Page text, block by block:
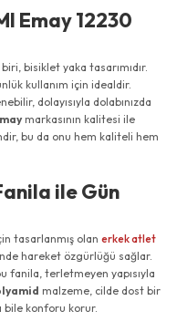
Emay 12230
bisiklet yaka tasarımıdır.
kullanım için idealdir.
dolayısıyla dolabınızda
markasının kalitesi ile
bu da onu hem kaliteli hem
ile Gün
tasarlanmış olan erkek atlet
hareket özgürlüğü sağlar.
fanila, terletmeyen yapısıyla
malzeme, cilde dost bir
bile konforu korur.